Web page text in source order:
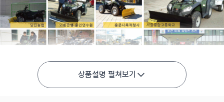
상품설명 펼쳐보기